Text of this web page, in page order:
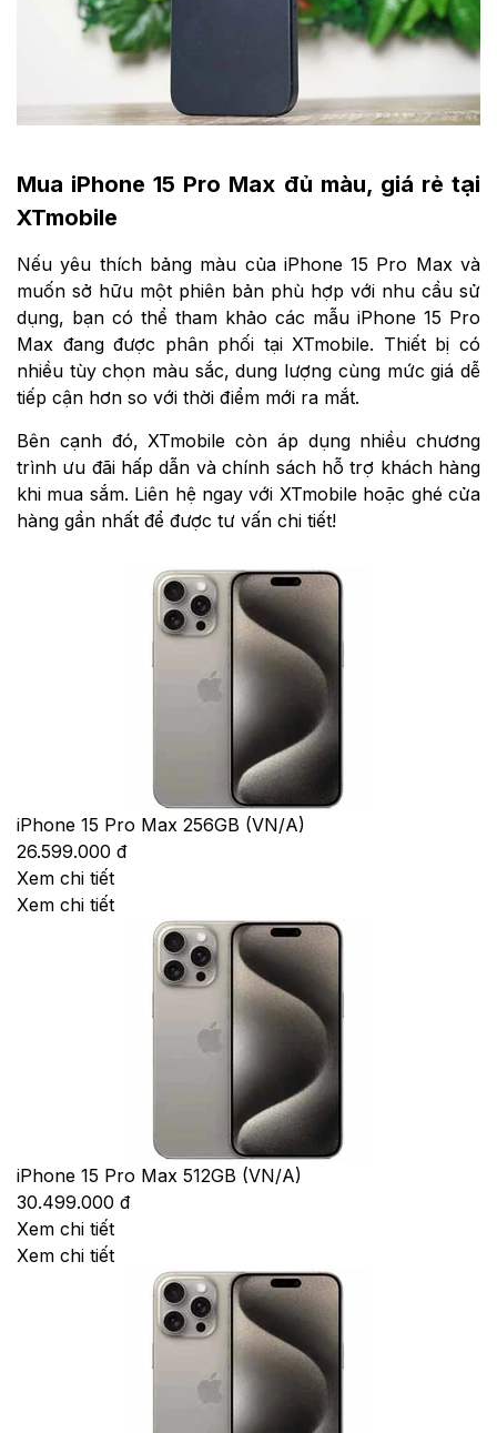
Mua iPhone 15 Pro Max đủ màu, giá rẻ tại
XTmobile
Nếu yêu thích bảng màu của iPhone 15 Pro Max và
muốn sở hữu một phiên bản phù hợp với nhu cầu sử
dụng, bạn có thể tham khảo các mẫu iPhone 15 Pro
Max đang được phân phối tại XTmobile. Thiết bị có
nhiều tùy chọn màu sắc, dung lượng cùng mức giá dễ
tiếp cận hơn so với thời điểm mới ra mắt.
Bên cạnh đó, XTmobile còn áp dụng nhiều chương
trình ưu đãi hấp dẫn và chính sách hỗ trợ khách hàng
khi mua sắm. Liên hệ ngay với XTmobile hoặc ghé cửa
hàng gần nhất để được tư vấn chi tiết!
iPhone 15 Pro Max 256GB (VN/A)
26.599.000 đ
Xem chi tiết
Xem chi tiết
iPhone 15 Pro Max 512GB (VN/A)
30.499.000 đ
Xem chi tiết
Xem chi tiết